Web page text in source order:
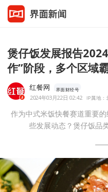
煲仔饭发展报告
作”阶段，多个区域
红餐网 界面财经号
2024年03月22日 02:42 IP属地：
作为中式米饭快餐赛道重要
些发展动态？煲仔饭品